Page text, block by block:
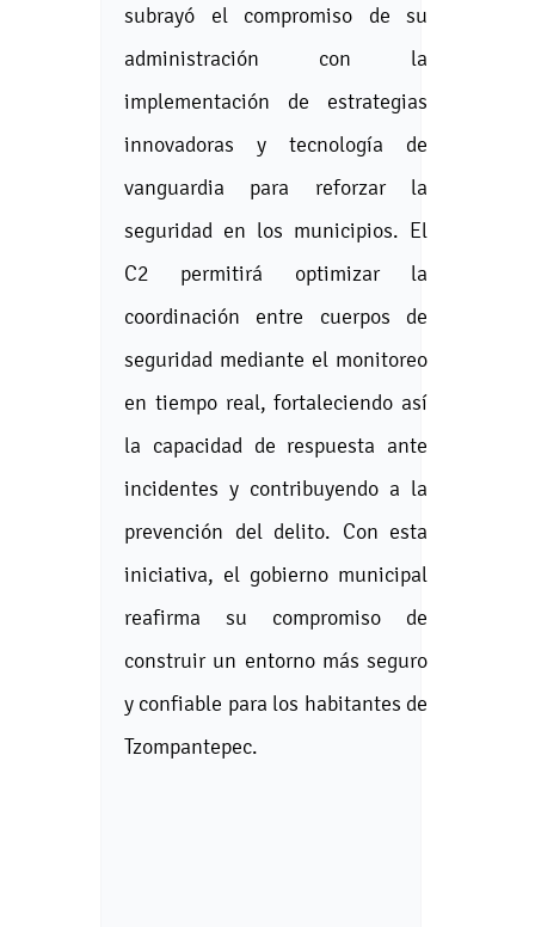
subrayó el compromiso de su
administración con la
implementación de estrategias
innovadoras y tecnología de
vanguardia para reforzar la
seguridad en los municipios. El
C2 permitirá optimizar la
coordinación entre cuerpos de
seguridad mediante el monitoreo
en tiempo real, fortaleciendo así
la capacidad de respuesta ante
incidentes y contribuyendo a la
prevención del delito. Con esta
iniciativa, el gobierno municipal
reafirma su compromiso de
construir un entorno más seguro
y confiable para los habitantes de
Tzompantepec.